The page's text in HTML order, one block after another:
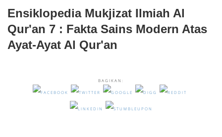
Ensiklopedia Mukjizat Ilmiah Al
Qur'an 7 : Fakta Sains Modern Atas
Ayat-Ayat Al Qur'an
BAGIKAN: